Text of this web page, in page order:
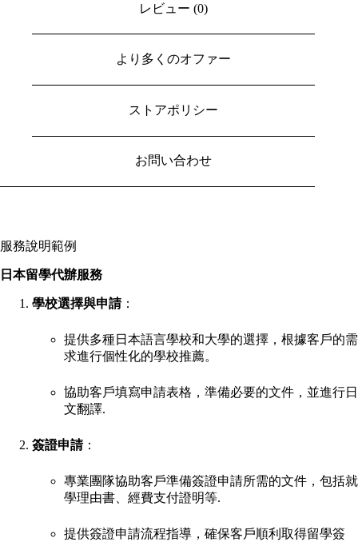
レビュー (0)
より多くのオファー
ストアポリシー
お問い合わせ
服務說明範例
日本留學代辦服務
學校選擇與申請：
提供多種日本語言學校和大學的選擇，根據客戶的需
求進行個性化的學校推薦。
協助客戶填寫申請表格，準備必要的文件，並進行日
文翻譯.
簽證申請：
專業團隊協助客戶準備簽證申請所需的文件，包括就
學理由書、經費支付證明等.
提供簽證申請流程指導，確保客戶順利取得留學簽